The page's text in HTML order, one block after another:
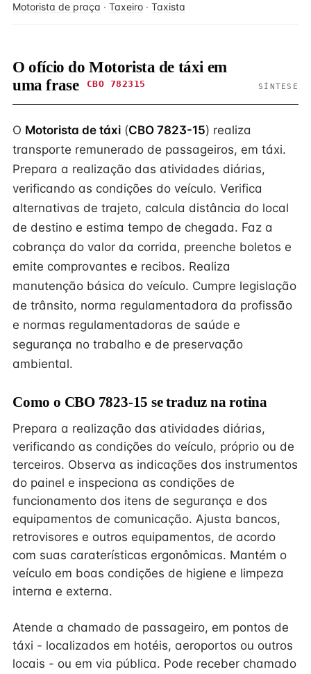
Motorista de praça · Taxeiro · Taxista
O ofício do Motorista de táxi em
uma frase
CBO 782315 SÍNTESE
O Motorista de táxi (CBO 7823-15) realiza
transporte remunerado de passageiros, em táxi.
Prepara a realização das atividades diárias,
verificando as condições do veículo. Verifica
alternativas de trajeto, calcula distância do local
de destino e estima tempo de chegada. Faz a
cobrança do valor da corrida, preenche boletos e
emite comprovantes e recibos. Realiza
manutenção básica do veículo. Cumpre legislação
de trânsito, norma regulamentadora da profissão
e normas regulamentadoras de saúde e
segurança no trabalho e de preservação
ambiental.
Como o CBO 7823-15 se traduz na rotina
Prepara a realização das atividades diárias,
verificando as condições do veículo, próprio ou de
terceiros. Observa as indicações dos instrumentos
do painel e inspeciona as condições de
funcionamento dos itens de segurança e dos
equipamentos de comunicação. Ajusta bancos,
retrovisores e outros equipamentos, de acordo
com suas caraterísticas ergonômicas. Mantém o
veículo em boas condições de higiene e limpeza
interna e externa.
Atende a chamado de passageiro, em pontos de
táxi - localizados em hotéis, aeroportos ou outros
locais - ou em via pública. Pode receber chamado